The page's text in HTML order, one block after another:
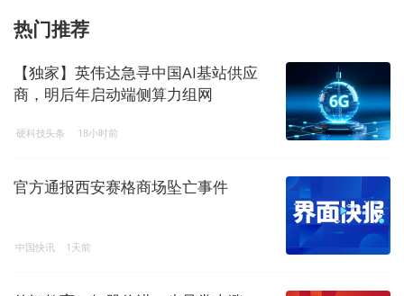
热门推荐
【独家】英伟达急寻中国AI基站供应
商，明后年启动端侧算力组网
硬科技头条 18小时前
官方通报西安赛格商场坠亡事件
中国快讯 1天前